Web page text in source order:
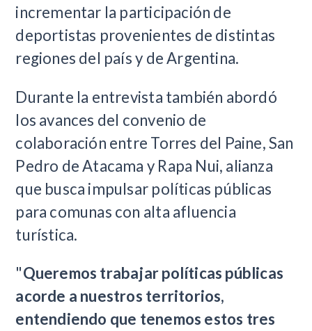
incrementar la participación de
deportistas provenientes de distintas
regiones del país y de Argentina.
Durante la entrevista también abordó
los avances del convenio de
colaboración entre Torres del Paine, San
Pedro de Atacama y Rapa Nui, alianza
que busca impulsar políticas públicas
para comunas con alta afluencia
turística.
"Queremos trabajar políticas públicas
acorde a nuestros territorios,
entendiendo que tenemos estos tres